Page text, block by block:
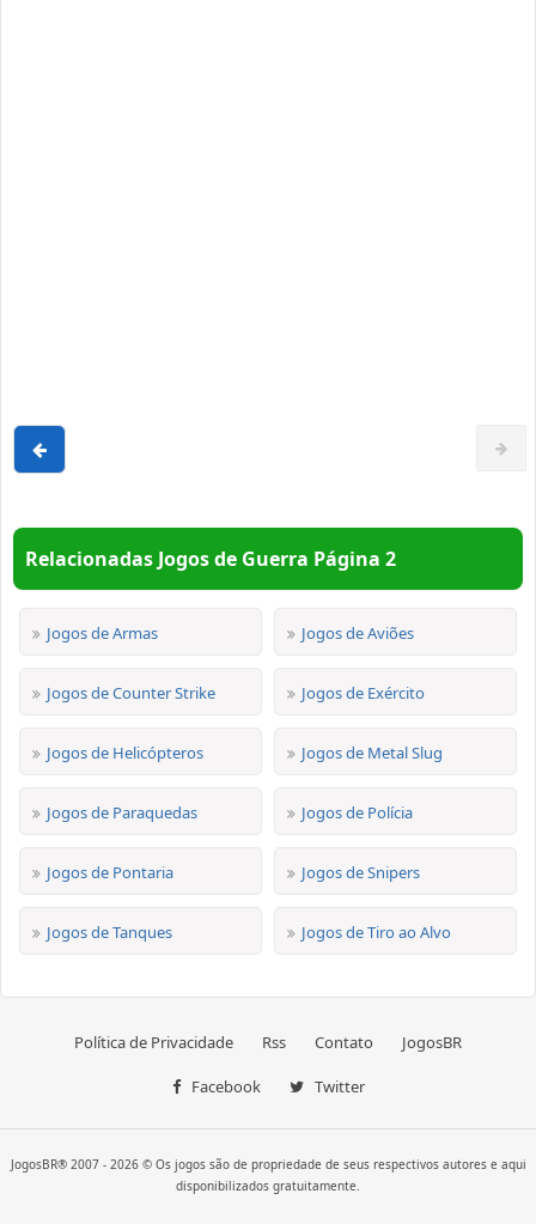
Relacionadas Jogos de Guerra Página 2
Jogos de Armas Jogos de Aviões
Jogos de Counter Strike Jogos de Exército
Jogos de Helicópteros Jogos de Metal Slug
Jogos de Paraquedas Jogos de Polícia
Jogos de Pontaria Jogos de Snipers
Jogos de Tanques Jogos de Tiro ao Alvo
Política de Privacidade Rss Contato JogosBR
Facebook Twitter
JogosBR® 2007 - 2026 © Os jogos são de propriedade de seus respectivos autores e aqui
disponibilizados gratuitamente.